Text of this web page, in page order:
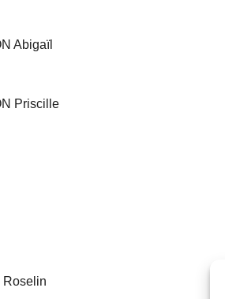
Abigaïl
Priscille
Roselin